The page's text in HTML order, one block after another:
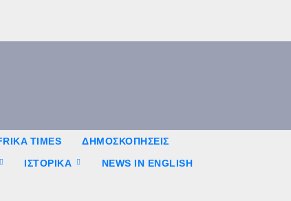
TIMES
ΔΗΜΟΣΚΟΠΉΣΕΙΣ
ΙΣΤΟΡΙΚΆ
NEWS IN ENGLISH